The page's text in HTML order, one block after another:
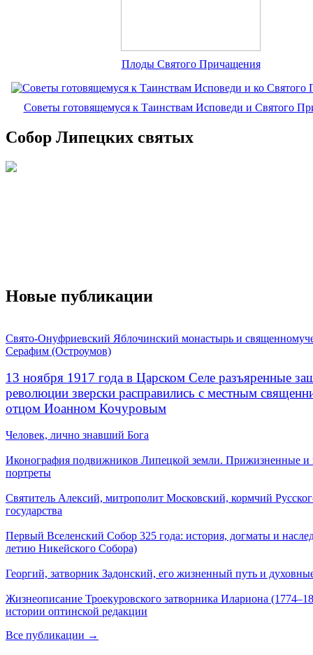
Плоды Святого Причащения
Советы готовящемуся к Таинствам Исповеди и Святого
Собор Липецких святых
Новые публикации
Свято-Онуфриевский Яблочинский монастырь и
Серафим (Остроумов)
13 ноября 1917 года в Царском Селе разъяренные
революции зверски расправились с местным
отцом Иоанном Кочуровым
Человек, лично знавший Бога
Иконография подвижников Липецкой земли. Прижизненные и
портреты
Святитель Алексий, митрополит Московский, кормчий
государства
Первый Вселенский Собор 325 года: история, догматы и
летию Никейского Собора)
Георгий, затворник Задонский, его жизненный путь и
Жизнеописание Троекуровского затворника Илариона
истории оптинской редакции
Все публикации →